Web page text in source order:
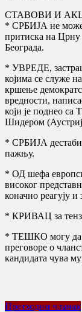
СТАВОВИ И
* СРБИЈА не може
притиска на Црну
Београда.
* УВРЕДЕ,
којима се служе
кршење
вредности,
који је поднео
Шидером
* СРБИЈА
пажњу.
* ОД шефа
високог
коначно реагују
* КРИВАЦ за
* ТЕШКО могу да
преговоре о
кандидата чува
Претходни чланак